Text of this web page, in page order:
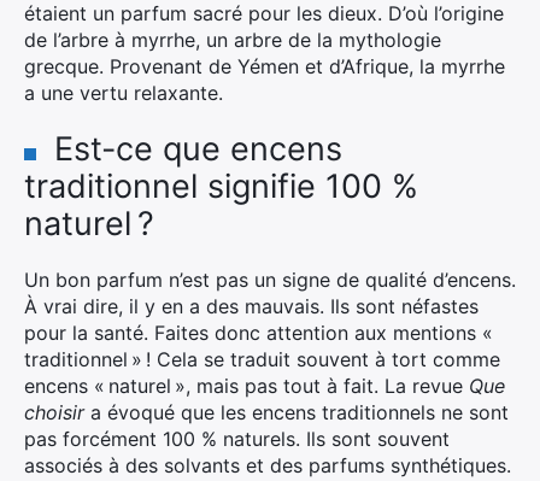
étaient un parfum sacré pour les dieux. D’où l’origine
de l’arbre à myrrhe, un arbre de la mythologie
grecque. Provenant de Yémen et d’Afrique, la myrrhe
a une vertu relaxante.
Est-ce que encens
traditionnel signifie 100 %
naturel ?
Un bon parfum n’est pas un signe de qualité d’encens.
À vrai dire, il y en a des mauvais. Ils sont néfastes
pour la santé. Faites donc attention aux mentions «
traditionnel » ! Cela se traduit souvent à tort comme
encens « naturel », mais pas tout à fait. La revue Que
choisira évoqué que les encens traditionnels ne sont
pas forcément 100 % naturels. Ils sont souvent
associés à des solvants et des parfums synthétiques.